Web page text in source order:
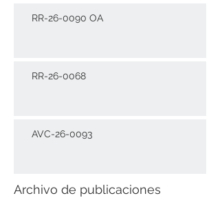
RR-26-0090 OA
RR-26-0068
AVC-26-0093
Archivo de publicaciones